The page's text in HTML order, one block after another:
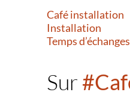
Café installation
Installation
Temps d’échanges
Sur